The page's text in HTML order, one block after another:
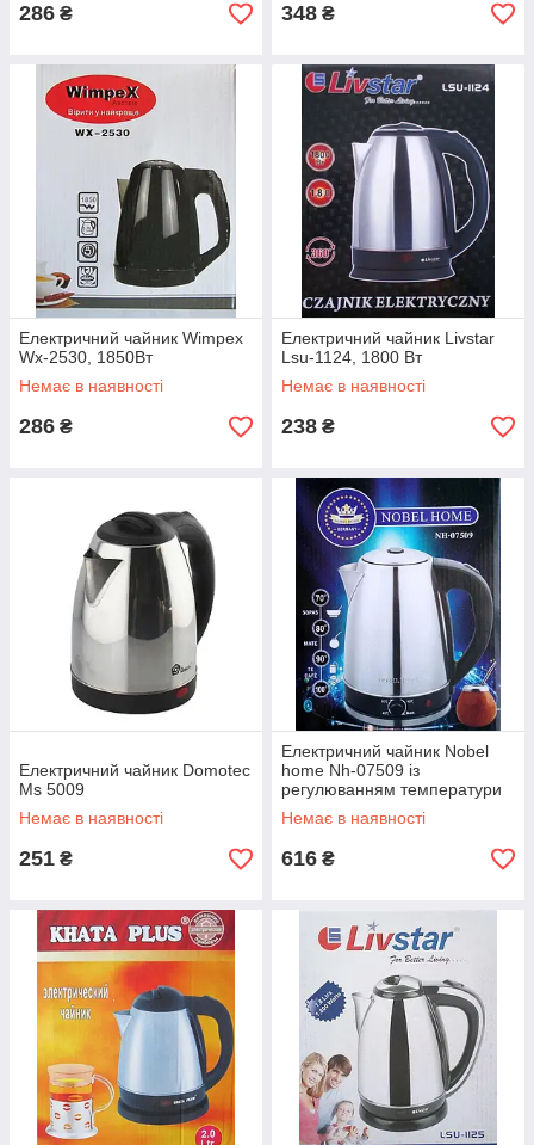
286 ₴ 348 ₴
Електричний чайник Wimpex
Wx-2530, 1850Вт
Немає в наявності
286 ₴
Електричний чайник Livstar
Lsu-1124, 1800 Вт
Немає в наявності
238 ₴
Електричний чайник Domotec
Ms 5009
Немає в наявності
251 ₴
Електричний чайник Nobel
home Nh-07509 із
регулюванням температури
Немає в наявності
616 ₴